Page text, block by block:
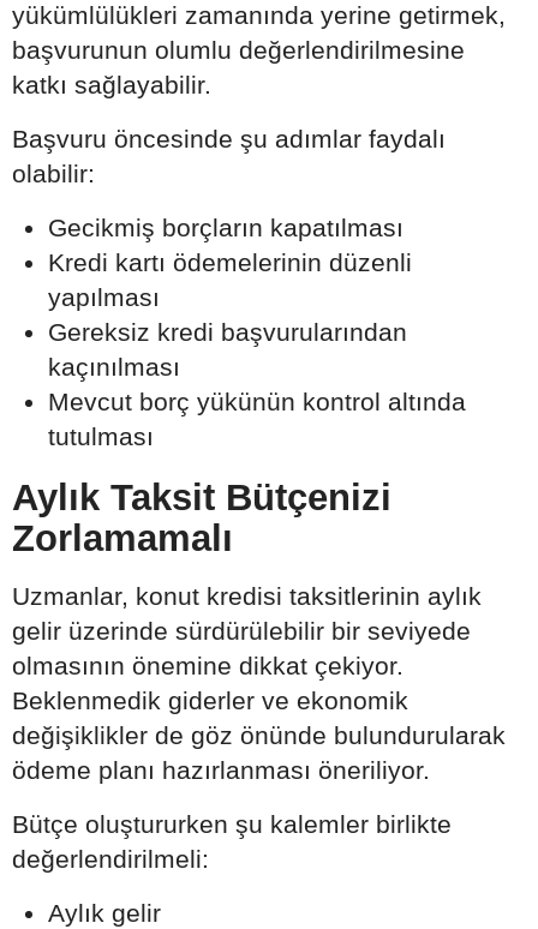
yükümlülükleri zamanında yerine getirmek,
başvurunun olumlu değerlendirilmesine
katkı sağlayabilir.
Başvuru öncesinde şu adımlar faydalı
olabilir:
Gecikmiş borçların kapatılması
Kredi kartı ödemelerinin düzenli
yapılması
Gereksiz kredi başvurularından
kaçınılması
Mevcut borç yükünün kontrol altında
tutulması
Aylık Taksit Bütçenizi
Zorlamamalı
Uzmanlar, konut kredisi taksitlerinin aylık
gelir üzerinde sürdürülebilir bir seviyede
olmasının önemine dikkat çekiyor.
Beklenmedik giderler ve ekonomik
değişiklikler de göz önünde bulundurularak
ödeme planı hazırlanması öneriliyor.
Bütçe oluştururken şu kalemler birlikte
değerlendirilmeli:
Aylık gelir